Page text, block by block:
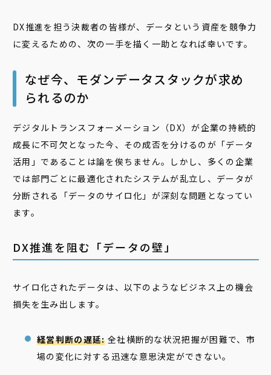
DX推進を担う決裁者の皆様が、データという資産を競争力
に変えるための、次の一手を描く一助となれば幸いです。
なぜ今、モダンデータスタックが求め
られるのか
デジタルトランスフォーメーション（DX）が企業の持続的
成長に不可欠となった今、その成否を分けるのが「データ
活用」であることは論を俟ちません。しかし、多くの企業
では部門ごとに最適化されたシステムが乱立し、データが
分断される「データのサイロ化」が深刻な問題となってい
ます。
DX推進を阻む「データの壁」
サイロ化されたデータは、以下のようなビジネス上の機会
損失を生み出します。
経営判断の遅延:全社横断的な状況把握が困難で、市
場の変化に対する迅速な意思決定ができない。